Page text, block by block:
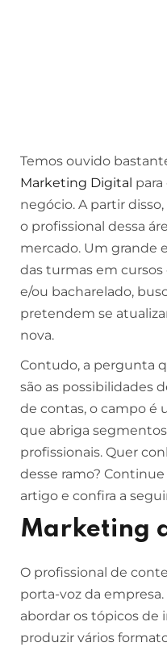
Temos ouvido
Marketing Digital
negócio. A partir
o profissional dessa
mercado. Um grande
das turmas em
e/ou bacharelado,
pretendem se
nova.
Contudo, a pergunta
são as possibilidades
de contas, o campo é
que abriga
profissionais. Quer
desse ramo?
artigo e confira a
Marketing
O profissional de
porta-voz da
abordar os tópicos de
produzir vários